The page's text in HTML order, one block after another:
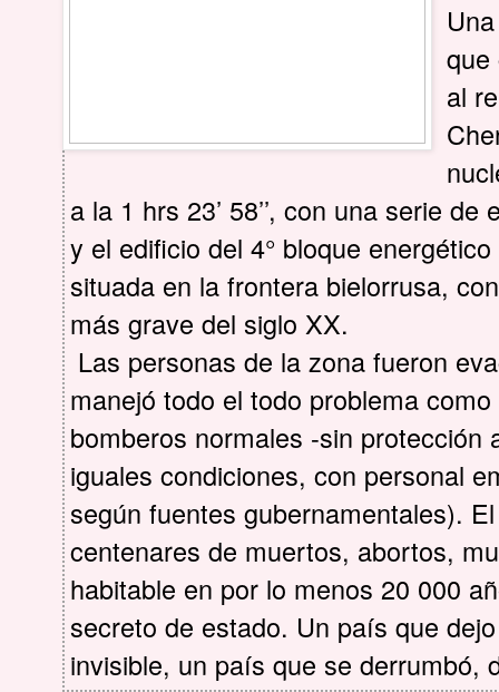
que
al
a la 1 hrs 23’ 58’’, con una serie
y el edificio del 4° bloque
situada en la frontera bielorrusa,
más grave del siglo XX.
Las personas de la zona fueron
manejó todo el todo problema
bomberos normales -sin
iguales condiciones, con personal
según fuentes gubernamentales).
centenares de muertos, abortos,
habitable en por lo menos 20 000
secreto de estado. Un país que
invisible, un país que se derrumbó,